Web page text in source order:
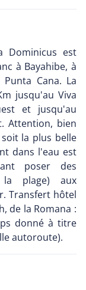
Dominicus est
à Bayahibe, à
Cana. La
jusqu'au Viva
et jusqu'au
Attention, bien
la plus belle
dans l'eau est
poser des
plage) aux
Transfert hôtel
de la Romana :
donné à titre
autoroute).